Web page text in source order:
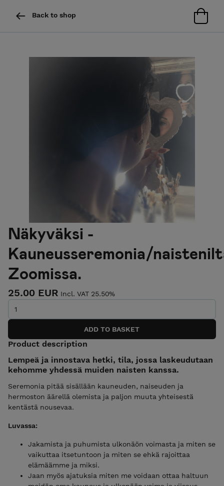
Back to shop
Näkyväksi -
Kauneusseremonia/
Zoomissa.
25.00 EUR Incl. VAT 25.50%
Product description
Lempeä ja innostava hetki, tila, jossa laskeudutaan
kehomme yhdessä muiden naisten kanssa.
Seremonia pitää sisällään kauneuden, naiseuden ja
hermoston äärellä olemista ja paljon muuta yhteisestä
kentästä nousevaa.
Luvassa:
Jakamista ja puhumista ulkonäön voimasta ja miten se
vaikuttaa itsetuntoon ja miten se ehkä rajoittaa
elämäämme ja miksi.
Jaan myös ajatuksia miten me voidaan ottaa haltuun